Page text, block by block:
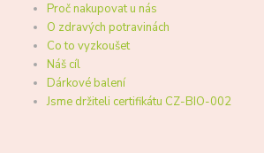
Proč nakupovat u nás
O zdravých potravinách
Co to vyzkoušet
Náš cíl
Dárkové balení
Jsme držiteli certifikátu CZ-BIO-002